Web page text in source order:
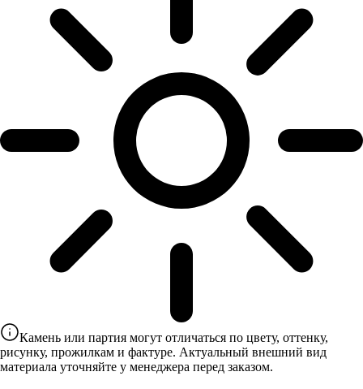
Камень или партия могут отличаться по цвету, оттенку,
рисунку, прожилкам и фактуре. Актуальный внешний вид
материала уточняйте у менеджера перед заказом.